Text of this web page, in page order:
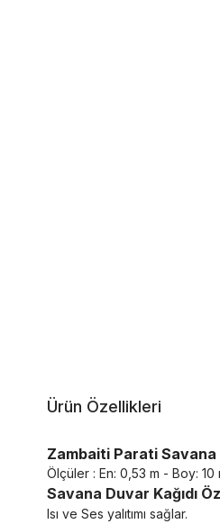
Ürün Özellikleri
Zambaiti Parati Savana
Ölçüler : En: 0,53 m - Boy: 10
Savana Duvar Kağıdı
Isı ve Ses yalıtımı sağlar.